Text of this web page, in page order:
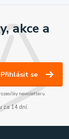
akce a
Přihlásit se
newsletteru.
za 14 dní.